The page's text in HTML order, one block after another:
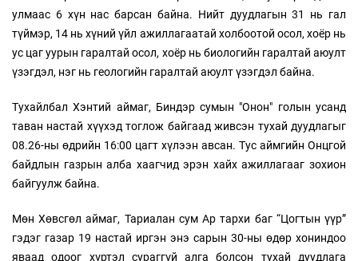
улмаас 6 хүн нас барсан байна. Нийт дуудлагын 31 нь гал
түймэр, 14 нь хүний үйл ажиллагаатай холбоотой осол, хоёр нь
ус цаг уурын гаралтай осол, хоёр нь биологийн гаралтай аюулт
үзэгдэл, нэг нь геологийн гаралтай аюулт үзэгдэл байна.
Тухайлбал Хэнтий аймаг, Биндэр сумын "Онон" голын усанд
таван настай хүүхэд тоглож байгаад живсэн тухай дуудлагыг
08.26-ны өдрийн 16:00 цагт хүлээн авсан. Тус аймгийн Онцгой
байдлын газрын алба хаагчид эрэн хайх ажиллагааг зохион
байгуулж байна.
Мөн Хөвсгөл аймаг, Тариалан сум Ар тархи баг “Цогтын үүр”
гэдэг газар 19 настай иргэн энэ сарын 30-ны өдөр хониндоо
яваад одоог хүртэл сураггүй алга болсон тухай дуудлага